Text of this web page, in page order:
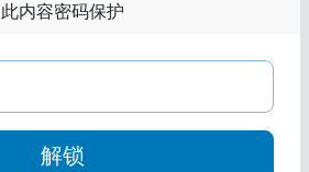
此内容密码保护
解锁